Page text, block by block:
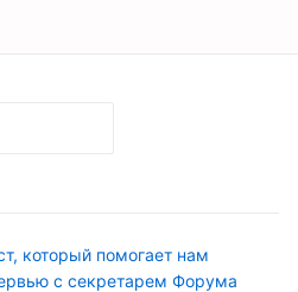
который помогает нам
с секретарем Форума